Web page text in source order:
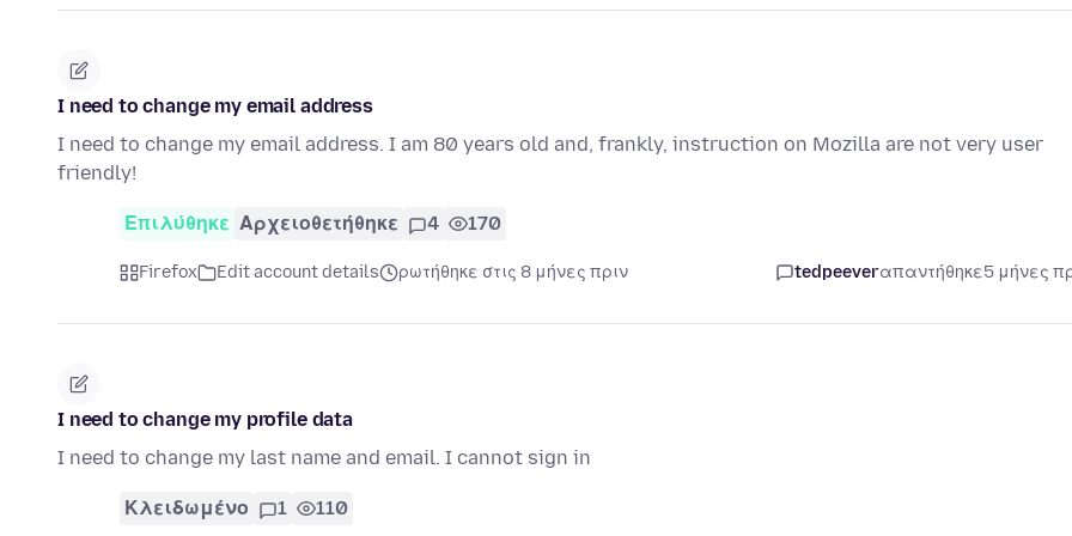
I need to change my email address
I need to change my email address. I am 80 years old and, frankly, instruction on Mozilla are not very user
friendly!
Επιλύθηκε Αρχειοθετήθηκε 4 170
Firefox Edit account details ρωτήθηκε στις 8 μήνες πριν tedpeeverαπαντήθηκε5 μήνες
I need to change my profile data
I need to change my last name and email. I cannot sign in
Κλειδωμένο 1 110